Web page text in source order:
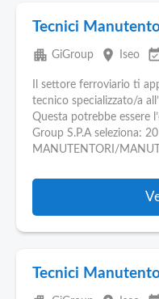
Tecnici
apartment GiGroup place Iseo
Il settore ferroviario ti
tecnico specializzato/a
Questa potrebbe essere
Group S.P.A seleziona: 20
MANUTENTORI/
Tecnici